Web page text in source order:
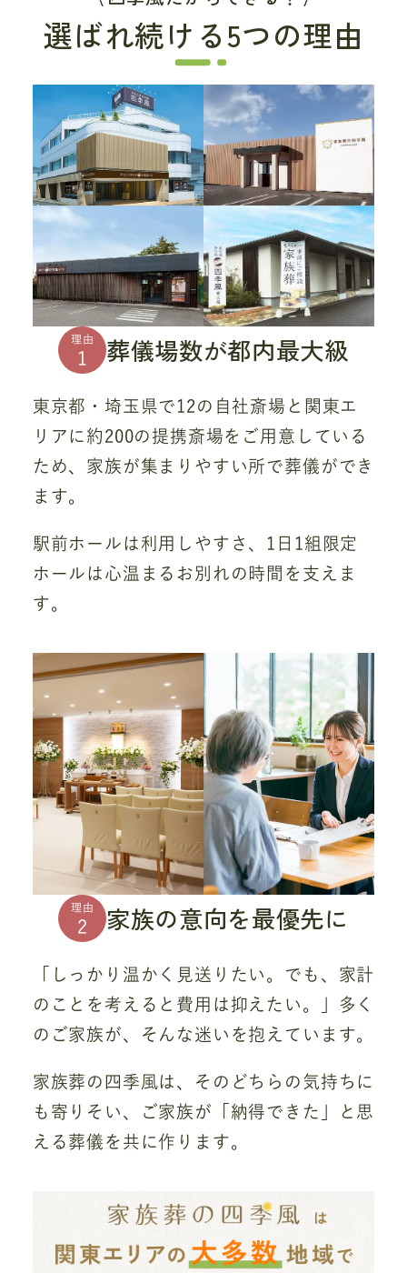
選ばれ続ける5つの理由
理由
1 葬儀場数が都内最大級
東京都・埼玉県で12の自社斎場と関東エ
リアに約200の提携斎場をご用意している
ため、家族が集まりやすい所で葬儀ができ
ます。
駅前ホールは利用しやすさ、1日1組限定
ホールは心温まるお別れの時間を支えま
す。
理由
2 家族の意向を最優先に
「しっかり温かく見送りたい。でも、家計
のことを考えると費用は抑えたい。」多く
のご家族が、そんな迷いを抱えています。
家族葬の四季風は、そのどちらの気持ちに
も寄りそい、ご家族が「納得できた」と思
える葬儀を共に作ります。